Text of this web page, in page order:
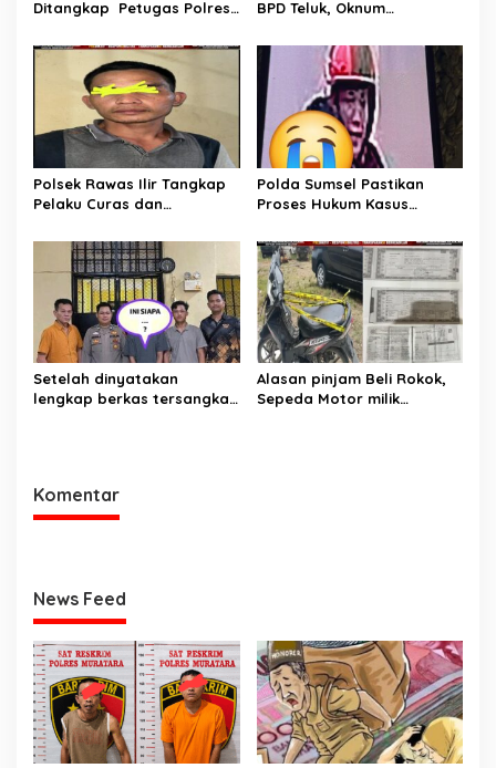
Ditangkap Petugas Polres
BPD Teluk, Oknum
Ke Polisi
Polsek Rawas Ilir Tangkap
Pelaku Curas dan
Polda Sumsel Pastikan
Proses Hukum Kasus
Berjalan hingga
Persidangan
Setelah dinyatakan
lengkap berkas tersangka
Alasan pinjam Beli Rokok,
Sepeda Motor milik
Komentar
News Feed